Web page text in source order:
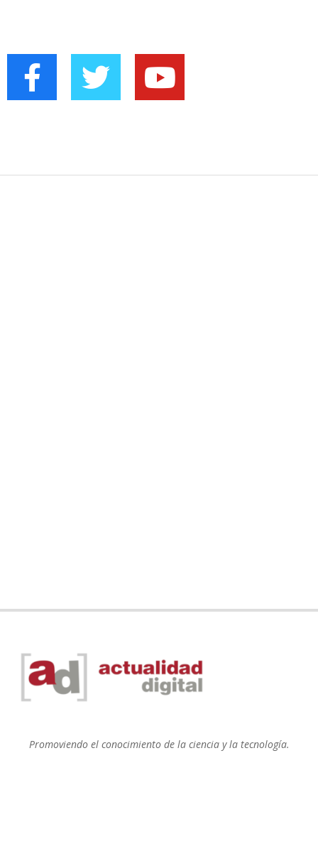
Promoviendo el conocimiento de la ciencia y la tecnología.